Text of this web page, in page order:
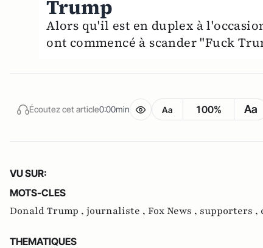
Trump
Alors qu'il est en duplex à
ont commencé à scander "Fuck
Écoutez cet article0:00min Aa 100% Aa
VU SUR:
MOTS-CLES
Donald Trump , journaliste , Fox News , supporters ,
THEMATIQUES